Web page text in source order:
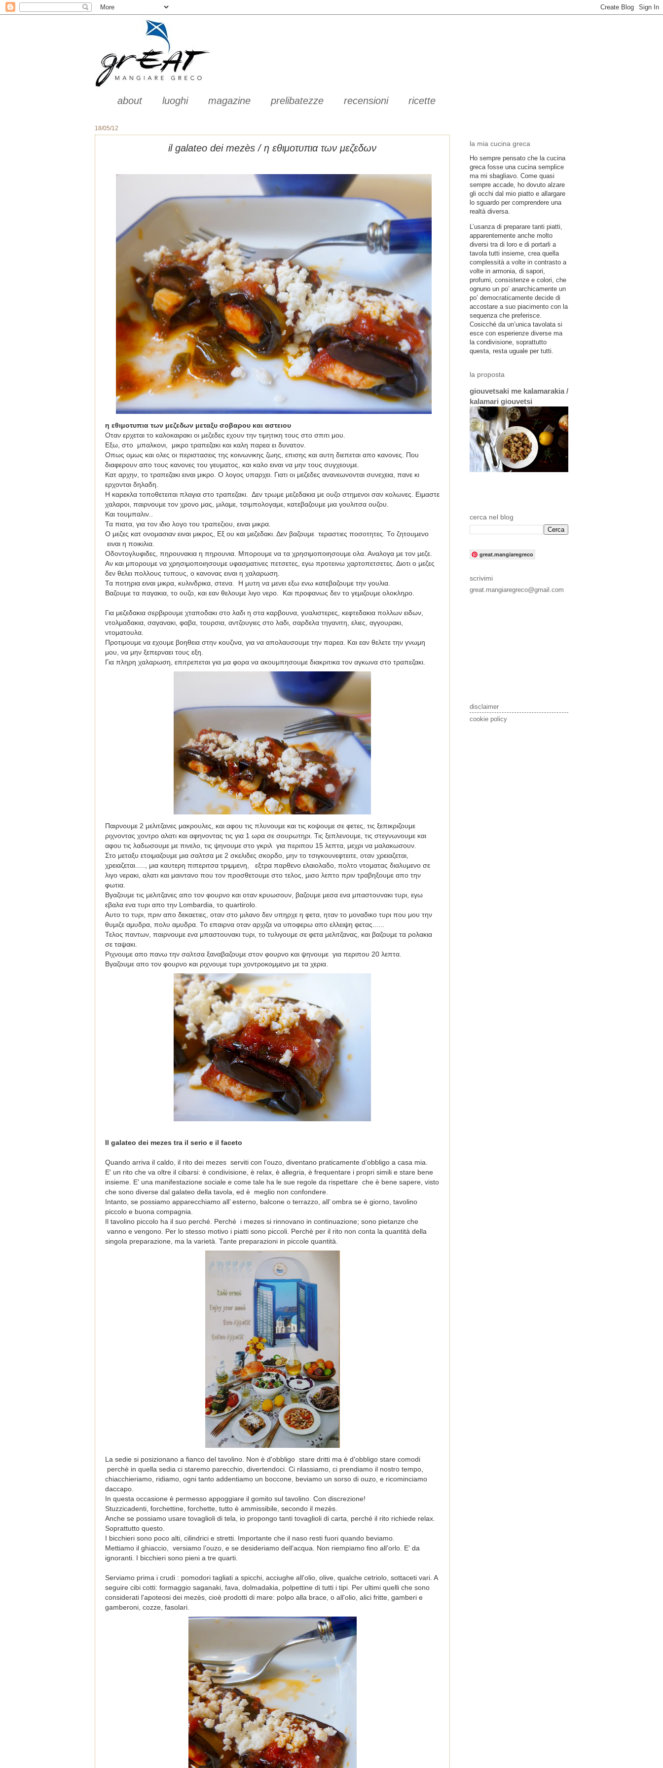
about luoghi magazine prelibatezze recensioni ricette
18/05/12
il galateo dei mezès / η εθιμοτυπια των μεζεδων
η εθιμοτυπια των μεζεδων μεταξυ σοβαρου και αστειου
Οταν ερχεται το καλοκαιρακι οι μεζεδες εχουν την τιμητικη τους στο σπιτι μου.
Εξω, στο μπαλκονι,
μικρο τραπεζακι και καλη παρεα ει δυνατον.
Οπως ομως και ολες οι περιστασεις της κοινωνικης ζωης, επισης και αυτη διεπεται απο κανονες. Που
διαφερουν απο τους κανονες του γευματος, και καλο ειναι να μην τους συγχεουμε.
Κατ αρχην, το τραπεζακι ειναι μικρο. Ο λογος υπαρχει. Γιατι οι μεζεδες ανανεωνονται συνεχεια, πανε κι
ερχονται δηλαδη.
Η καρεκλα τοποθετειται πλαγια στο τραπεζακι.
Δεν τρωμε μεζεδακια με ουζο στημενοι σαν κολωνες. Ειμαστε
χαλαροι, παιρνουμε τον χρονο μας, μιλαμε, τσιμπολογαμε, κατεβαζουμε μια γουλιτσα ουζου.
Και τουμπαλιν..
Τα πιατα, για τον ιδιο λογο του τραπεζιου, ειναι μικρα.
O μεζες κατ ονομασιαν ειναι μικρος, Εξ ου και μεζεδακι. Δεν βαζουμε τεραστιες ποσοτητες. Το ζητουμενο
ειναι η ποικιλια.
Οδοντογλυφιδες, πηρουνακια η πηρουνια. Μπορουμε να τα χρησιμοποιησουμε ολα. Αναλογα με τον μεζε.
Αν και μπορουμε να χρησιμοποιησουμε υφασματινες πετσετες, εγω προτεινω χαρτοπετσετες. Διοτι ο μεζες
δεν θελει πολλους τυπους, ο κανονας ειναι η χαλαρωση.
Τα ποτηρια ειναι μικρα, κυλινδρικα, στενα.
Η μυτη να μενει εξω ενω κατεβαζουμε την γουλια.
Βαζουμε τα παγακια, το ουζο, και εαν θελουμε λιγο νερο.
Και προφανως δεν το γεμιζουμε ολοκληρο.
Για μεζεδακια σερβιρουμε χταποδακι στο λαδι η στα καρβουνα, γυαλιστερες, κεφτεδακια πολλων ειδων,
ντολμαδακια, σαγανακι, φαβα, τουρσια, αντζουγιες στο λαδι, σαρδελα τηγανιτη, ελιες, αγγουρακι,
ντοματουλα.
Προτιμουμε να εχουμε βοηθεια στην κουζινα, για να απολαυσουμε την παρεα. Και εαν θελετε την γνωμη
μου, να μην ξεπερναει τους εξη.
Για πληρη χαλαρωση, επιτρεπεται για μα φορα να ακουμπησουμε διακριτικα τον αγκωνα στο τραπεζακι.
Παιρνουμε 2 μελιτζανες μακρουλες, και αφου τις πλυνουμε και τις κοψουμε σε φετες, τις ξεπικριζουμε
ριχνοντας χοντρο αλατι και αφηνοντας τις για 1 ωρα σε σουρωτηρι. Τις ξεπλενουμε, τις στεγνωνουμε και
αφου τις λαδωσουμε με πινελο, τις ψηνουμε στο γκριλ για περιπου 15 λεπτα, μεχρι να μαλακωσουν.
Στο μεταξυ ετοιμαζουμε μια σαλτσα με 2 σκελιδες σκορδο, μην το τσιγκουνεφτειτε, οταν χρειαζεται,
χρειαζεται....., μια καυτερη πιπεριτσα τριμμενη,
εξτρα παρθενο ελαιολαδο, πολτο ντοματας διαλυμενο σε
λιγο νερακι, αλατι και μαιντανο που τον προσθετουμε στο τελος, μισο λεπτο πριν τραβηξουμε απο την
φωτια.
Βγαζουμε τις μελιτζανες απο τον φουρνο και οταν κρυωσουν, βαζουμε μεσα ενα μπαστουνακι τυρι, εγω
εβαλα ενα τυρι απο την
Lombardia , το quartirolo.
Αυτο το τυρι, πριν απο δεκαετιες, οταν στο μιλανο δεν υπηρχε η φετα, ηταν το μοναδικο τυρι που μου την
θυμιζε αμυδρα, πολυ αμυδρα. Το επαιρνα οταν αρχιζα να υποφερω απο ελλειψη φετας......
Τελος παντων, παιρνουμε ενα μπαστουνακι τυρι, το τυλιγουμε σε φετα μελιτζανας, και βαζουμε τα ρολακια
σε ταψακι.
Ριχνουμε απο πανω την σαλτσα ξαναβαζουμε στον φουρνο και ψηνουμε για περιπου 20 λεπτα.
Bγαζουμε απο τον φουρνο και ριχνουμε τυρι χοντροκομμενο με τα χερια.
Il galateo dei mezes tra il serio e il faceto
Quando arriva il caldo, il rito dei mezes serviti con l'ouzo, diventano praticamente d’obbligo a casa mia.
E' un rito che va oltre il cibarsi: è condivisione, è relax, è allegria, è frequentare i propri simili e stare bene
insieme. E' una manifestazione sociale e come tale ha le sue regole da rispettare che è bene sapere, visto
che sono diverse dal galateo della tavola, ed è meglio non confondere.
Intanto, se possiamo apparecchiamo all’ esterno, balcone o terrazzo, all’ ombra se è giorno, tavolino
piccolo e buona compagnia.
Il tavolino piccolo ha il suo perché. Perché i mezes si rinnovano in continuazione; sono pietanze che
vanno e vengono. Per lo stesso motivo i piatti sono piccoli. Perchè per il rito non conta la quantità della
singola preparazione, ma la varietà. Tante preparazioni in piccole quantità.
La sedie si posizionano a fianco del tavolino. Non è d'obbligo stare dritti ma è d'obbligo stare comodi
perchè in quella sedia ci staremo parecchio, divertendoci. Ci rilassiamo, ci prendiamo il nostro tempo,
chiacchieriamo, ridiamo, ogni tanto addentiamo un boccone, beviamo un sorso di ouzo, e ricominciamo
daccapo.
In questa occasione è permesso appoggiare il gomito sul tavolino. Con discrezione!
Stuzzicadenti, forchettine, forchette, tutto è ammissibile, secondo il mezès.
Αnche se possiamo usare tovaglioli di tela, io propongo tanti tovaglioli di carta, perché il rito richiede relax.
Soprattutto questo.
I bicchieri sono poco alti, cilindrici e stretti. Importante che il naso resti fuori quando beviamo.
Mettiamo il ghiaccio,
versiamo l’ouzo, e se desideriamo dell’acqua. Non riempiamo fino all’orlo. E' da
ignoranti. I bicchieri sono pieni a tre quarti.
Serviamo prima i crudi : pomodori tagliati a spicchi, acciughe all'olio, olive, qualche cetriolo, sottaceti vari. A
seguire cibi cotti: formaggio saganaki, fava, dolmadakia, polpettine di tutti i tipi. Per ultimi quelli che sono
considerati l'apoteosi dei mezès, cioè prodotti di mare: polpo alla brace, o all'olio, alici fritte, gamberi e
gamberoni, cozze, fasolari.
la mia cucina greca
Ho sempre pensato che la cucina
greca fosse una cucina semplice
ma mi sbagliavo. Come quasi
sempre accade, ho dovuto alzare
gli occhi dal mio piatto e allargare
lo sguardo per comprendere una
realtà diversa.
L’usanza di preparare tanti piatti,
apparentemente anche molto
diversi tra di loro e di portarli a
tavola tutti insieme, crea quella
complessità a volte in contrasto a
volte in armonia, di sapori,
profumi, consistenze e colori, che
ognuno un po’ anarchicamente un
po’ democraticamente decide di
accostare a suo piacimento con la
sequenza che preferisce.
Cosicché da un’unica tavolata si
esce con esperienze diverse ma
la condivisione, soprattutto
questa, resta uguale per tutti.
la proposta
giouvetsaki me kalamarakia /
kalamari giouvetsi
cerca nel blog
great.mangiaregreco
scrivimi
great.mangiaregreco@gmail.com
disclaimer
cookie policy